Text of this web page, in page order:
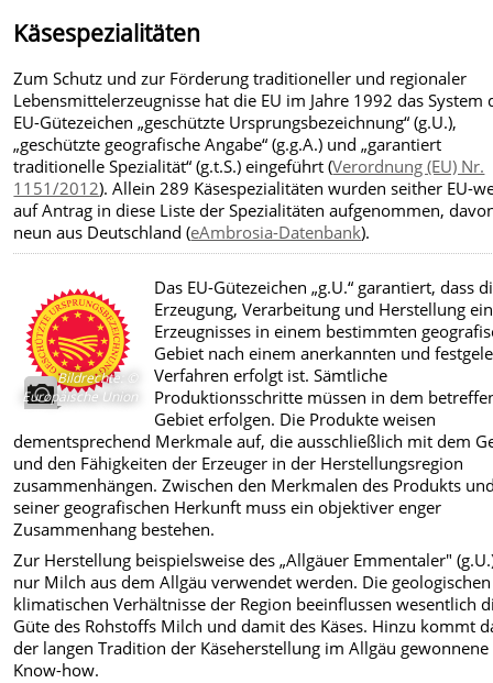
Käsespezialitäten
Zum Schutz und zur Förderung traditioneller und regionaler
Lebensmittelerzeugnisse hat die EU im Jahre 1992 das System
EU-Gütezeichen „geschützte Ursprungsbezeichnung“ (g.U.),
„geschützte geografische Angabe“ (g.g.A.) und „garantiert
traditionelle Spezialität“ (g.t.S.) eingeführt (Verordnung (EU) Nr.
1151/2012). Allein 289 Käsespezialitäten wurden seither EU-
auf Antrag in diese Liste der Spezialitäten aufgenommen,
neun aus Deutschland (eAmbrosia-Datenbank).
Bildrechte: ©
Europäische Union
Das EU-Gütezeichen „g.U.“ garantiert, dass
Erzeugung, Verarbeitung und Herstellung
Erzeugnisses in einem bestimmten
Gebiet nach einem anerkannten und
Verfahren erfolgt ist. Sämtliche
Produktionsschritte müssen in dem
Gebiet erfolgen. Die Produkte weisen
dementsprechend Merkmale auf, die ausschließlich mit dem
und den Fähigkeiten der Erzeuger in der Herstellungsregion
zusammenhängen. Zwischen den Merkmalen des Produkts
seiner geografischen Herkunft muss ein objektiver enger
Zusammenhang bestehen.
Zur Herstellung beispielsweise des „Allgäuer Emmentaler"
nur Milch aus dem Allgäu verwendet werden. Die
klimatischen Verhältnisse der Region beeinflussen wesentlich
Güte des Rohstoffs Milch und damit des Käses. Hinzu kommt
der langen Tradition der Käseherstellung im Allgäu gewonnene
Know-how.